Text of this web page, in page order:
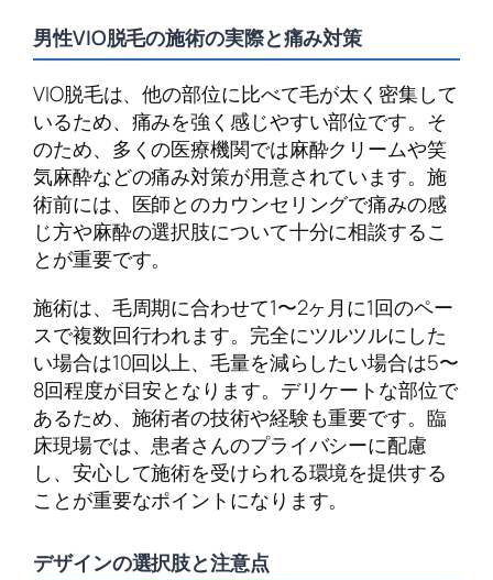
男性VIO脱毛の施術の実際と痛み対策
VIO脱毛は、他の部位に比べて毛が太く密集して
いるため、痛みを強く感じやすい部位です。そ
のため、多くの医療機関では麻酔クリームや笑
気麻酔などの痛み対策が用意されています。施
術前には、医師とのカウンセリングで痛みの感
じ方や麻酔の選択肢について十分に相談するこ
とが重要です。
施術は、毛周期に合わせて1〜2ヶ月に1回のペー
スで複数回行われます。完全にツルツルにした
い場合は10回以上、毛量を減らしたい場合は5〜
8回程度が目安となります。デリケートな部位で
あるため、施術者の技術や経験も重要です。臨
床現場では、患者さんのプライバシーに配慮
し、安心して施術を受けられる環境を提供する
ことが重要なポイントになります。
デザインの選択肢と注意点